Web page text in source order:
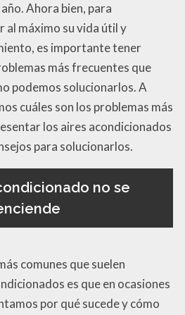
Ahora bien, para
al máximo su vida útil y
es importante tener
más frecuentes que
podemos solucionarlos. A
cuáles son los problemas más
los aires acondicionados
para solucionarlos.
no se
comunes que suelen
es que en ocasiones
por qué sucede y cómo